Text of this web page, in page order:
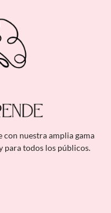
con nuestra amplia gama
para todos los públicos.